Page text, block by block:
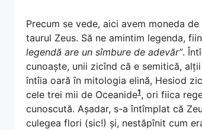
Precum se vede, aici avem moneda
taurul Zeus. Să ne amintim legenda,
legendă are un sîmbure de adevăr”.
cunoaște, unii zicînd că e semitică,
întîia oară în mitologia elină, Hesiod
cele trei mii de Oceanide1, ori fiica
cunoscută. Așadar, s-a întîmplat că
culegea flori (sic!) și, nestăpînit cum